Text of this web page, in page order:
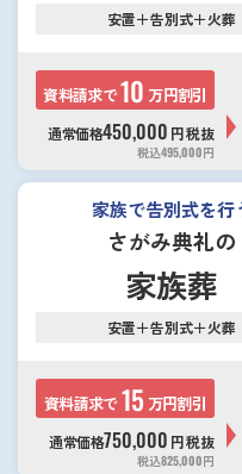
安置＋告別式＋火葬
資料請求で10 万円割引
通常価格450,000 円税抜
税込495,000円
家族で告別式を行
さがみ典礼の
家族葬
安置＋告別式＋火葬
資料請求で15 万円割引
通常価格750,000 円税抜
税込825,000円